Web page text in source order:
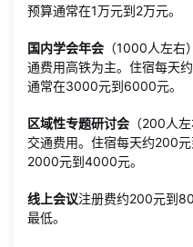
预算通常在1万元到2万元。
国内学会年会 （1000人左
通费用高铁为主。住宿每天
通常在3000元到6000元。
区域性专题研讨会 （200人
交通费用。住宿每天约200
2000元到4000元。
线上会议注册费约200元到
最低。